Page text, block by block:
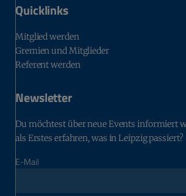
Quicklinks
Mitglied werden
Gremien und Mitglieder
Referent werden
Newsletter
Du möchtest über neue Events informiert
als Erstes erfahren, was in Leipzig passiert?
E-Mail